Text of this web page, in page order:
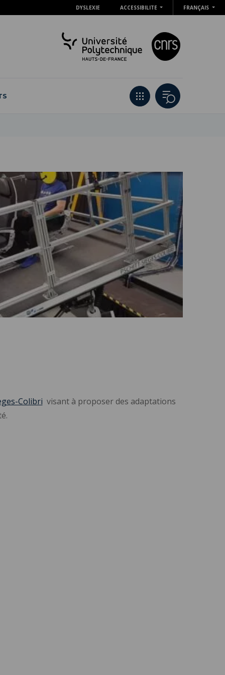
DYSLEXIE ACCESSIBILITE FRANÇAIS
Colibri visant à proposer des adaptations